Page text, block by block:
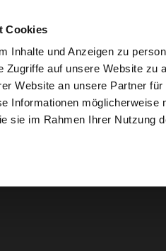
Cookies
Inhalte und Anzeigen zu
Zugriffe auf unsere Website zu
Website an unsere Partner
Informationen
sie im Rahmen Ihrer Nutzung